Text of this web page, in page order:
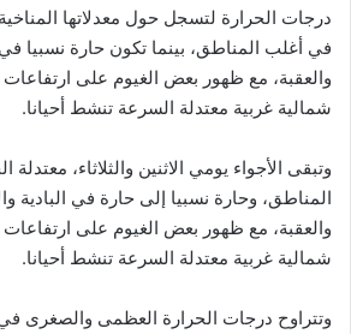
درجات الحرارة لتسجل حول معدلاتها
في أغلب المناطق، بينما تكون حارة نسبيا في
والعقبة، مع ظهور بعض الغيوم على ارتفاعات
شمالية غربية معتدلة السرعة تنشط أحيانا.
وتبقى الأجواء يومي الاثنين والثلاثاء،
المناطق، وحارة نسبيا إلى حارة في البادية
والعقبة، مع ظهور بعض الغيوم على ارتفاعات
شمالية غربية معتدلة السرعة تنشط أحيانا.
وتتراوح درجات الحرارة العظمى والصغرى